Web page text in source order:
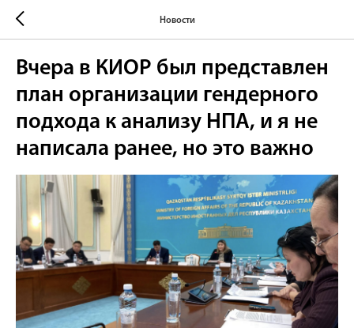
Новости
Вчера в КИОР был представлен
план организации гендерного
подхода к анализу НПА, и я не
написала ранее, но это важно